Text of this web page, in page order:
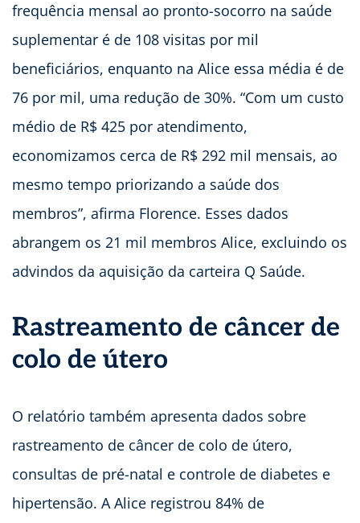
frequência mensal ao pronto-socorro na saúde
suplementar é de 108 visitas por mil
beneficiários, enquanto na Alice essa média é de
76 por mil, uma redução de 30%. “Com um custo
médio de R$ 425 por atendimento,
economizamos cerca de R$ 292 mil mensais, ao
mesmo tempo priorizando a saúde dos
membros”, afirma Florence. Esses dados
abrangem os 21 mil membros Alice, excluindo os
advindos da aquisição da carteira Q Saúde.
Rastreamento de câncer de
colo de útero
O relatório também apresenta dados sobre
rastreamento de câncer de colo de útero,
consultas de pré-natal e controle de diabetes e
hipertensão. A Alice registrou 84% de